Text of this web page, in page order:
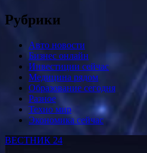
Рубрики
Авто новости
Бизнес онлайн
Инвестиции сейчас
Медицина рядом
Образование сегодня
Разное
Техно мир
Экономика сейчас
ВЕСТНИК 24